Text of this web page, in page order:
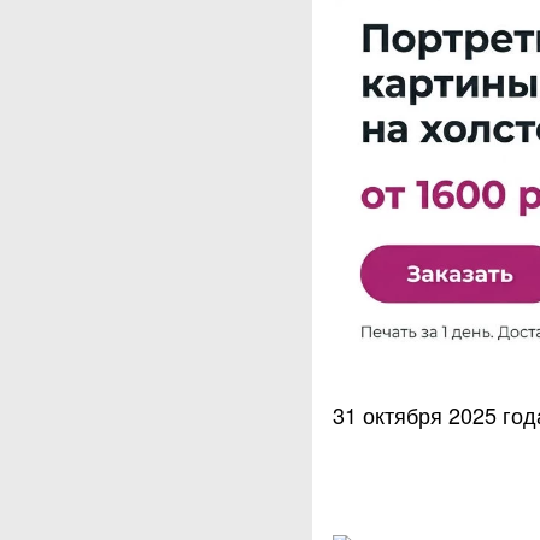
31 октября 2025